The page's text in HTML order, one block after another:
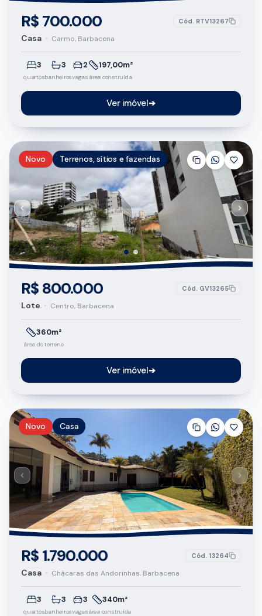
R$ 700.000 Cód. RTV13267
Casa • Carmo, Barbacena
3
quartos
3
banheiros
2
vagas
197,00m²
área construída
Ver imóvel➔
Novo Terrenos, sítios e fazendas
R$ 800.000 Cód. GV13265
Lote • Centro, Barbacena
360m²
área do terreno
Ver imóvel➔
Novo Casa
R$ 1.790.000 Cód. 13264
Casa • Chácaras das Andorinhas, Barbacena
3
quartos
3
banheiros
3
vagas
340m²
área construída